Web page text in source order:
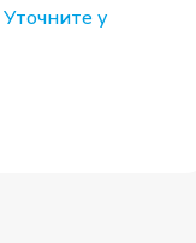
Уточните у